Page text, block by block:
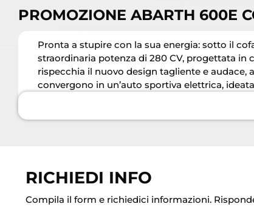
PROMOZIONE ABARTH 600E
Pronta a stupire con la sua energia: sotto il
straordinaria potenza di 280 CV, progettata
rispecchia il nuovo design tagliente e audace,
convergono in un’auto sportiva elettrica,
RICHIEDI INFO
Compila il form e richiedici informazioni.